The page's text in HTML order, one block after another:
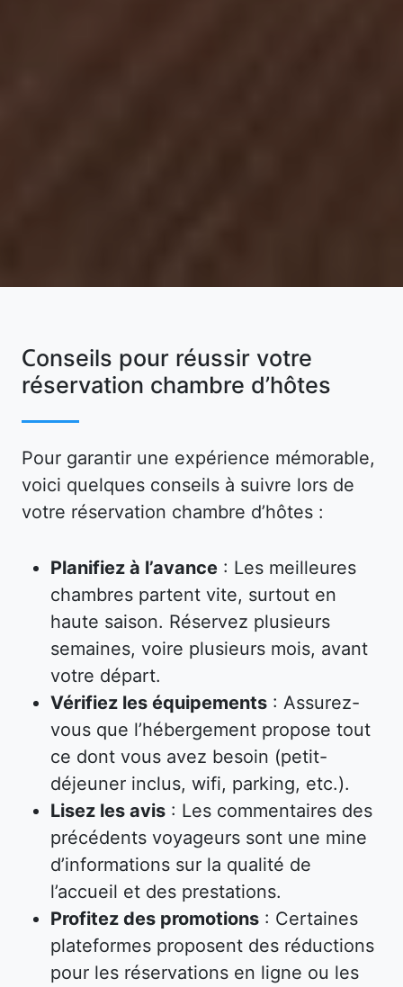
Conseils pour réussir votre
réservation chambre d’hôtes
Pour garantir une expérience mémorable,
voici quelques conseils à suivre lors de
votre réservation chambre d’hôtes :
Planifiez à l’avance : Les meilleures
chambres partent vite, surtout en
haute saison. Réservez plusieurs
semaines, voire plusieurs mois, avant
votre départ.
Vérifiez les équipements : Assurez-
vous que l’hébergement propose tout
ce dont vous avez besoin (petit-
déjeuner inclus, wifi, parking, etc.).
Lisez les avis : Les commentaires des
précédents voyageurs sont une mine
d’informations sur la qualité de
l’accueil et des prestations.
Profitez des promotions : Certaines
plateformes proposent des réductions
pour les réservations en ligne ou les